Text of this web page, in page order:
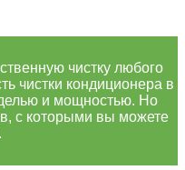
чистку любого
чистки кондиционера в
и мощностью. Но
с которыми вы можете